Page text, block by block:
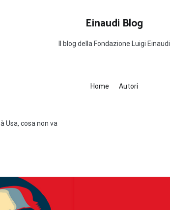
Einaudi Blog
Il blog della Fondazione Luigi Einaudi
Home Autori
Usa, cosa non va